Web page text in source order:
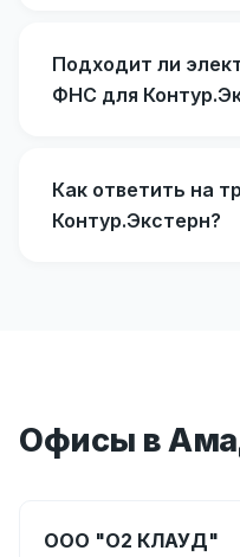
Подходит ли
ФНС для
Как ответить на
Контур.Экстерн?
Офисы в
ООО "О2 КЛАУД"